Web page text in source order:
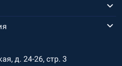
д. 24-26, стр. 3